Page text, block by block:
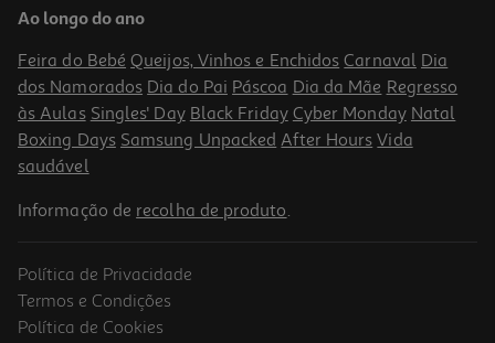
0.99 €/un
0,99 €
Ao longo do ano
Feira do Bebé Queijos, Vinhos e Enchidos Carnaval Dia
dos Namorados Dia do Pai Páscoa Dia da Mãe Regresso
às Aulas Singles' Day Black Friday Cyber Monday Natal
Boxing Days Samsung Unpacked After Hours Vida
saudável
Informação de recolha de produto.
Política de Privacidade
Termos e Condições
Política de Cookies